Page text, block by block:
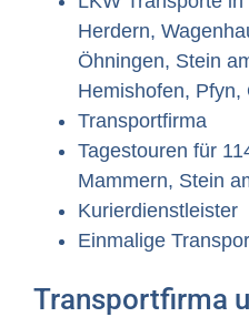
Herdern,
Öhningen, Stein
Hemishofen, Pfyn,
Transportfirma
Tagestouren für
Mammern, Stein
Kurierdienstleister
Einmalige
Transportfirma